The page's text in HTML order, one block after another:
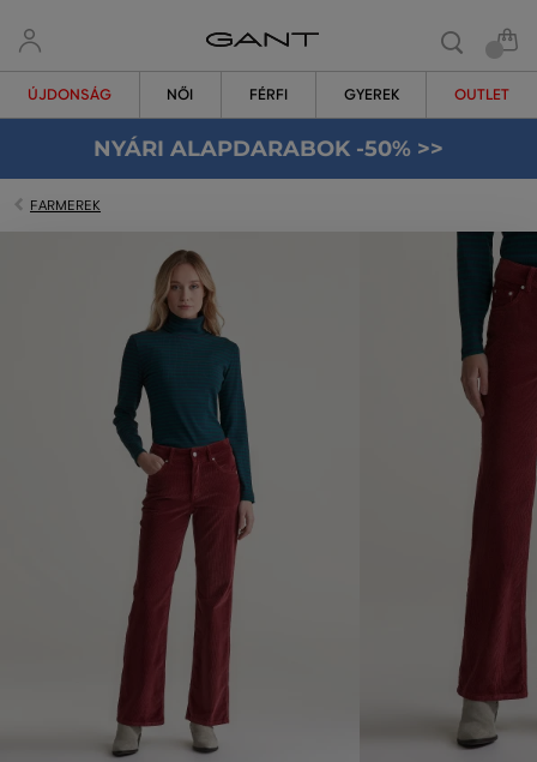
ÚJDONSÁG NŐI FÉRFI GYEREK OUTLET
NYÁRI ALAPDARABOK -50% >>
FARMEREK